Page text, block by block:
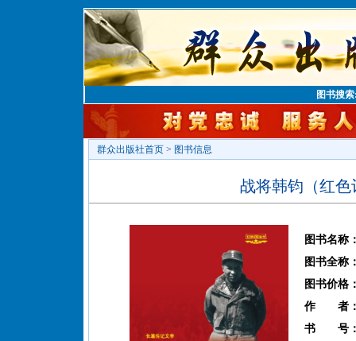
图书搜
群众出版社首页 > 图书信息
战将韩钧（红
图书名称
图书全称
图书价格
作 者
书 号